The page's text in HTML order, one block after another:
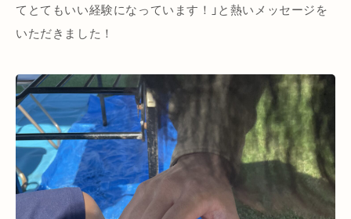
てとてもいい経験になっています！」と熱いメッセージを
いただきました！